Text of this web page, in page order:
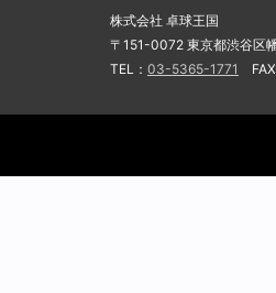
株式会社 卓球王国
〒151-0072 東京都渋谷区
TEL： 03-5365-1771